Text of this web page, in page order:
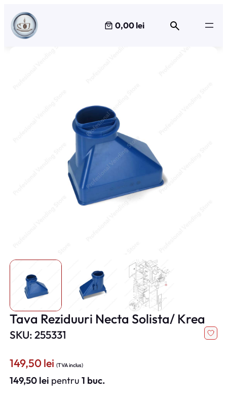
Sari
conținut
0,00 lei
Tava Reziduuri Necta Solista/ Krea
SKU: 255331
149,50lei (TVA inclus)
149,50 lei pentru1 buc.